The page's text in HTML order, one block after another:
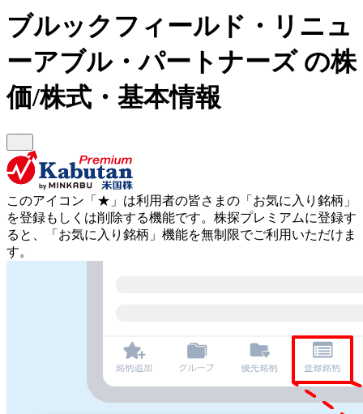
ブルックフィールド・リニュ
ーアブル・パートナーズ の株
価/株式・基本情報
このアイコン 「★」 は利用者の皆さまの 「お気に入り銘柄」
を登録もしくは削除する機能です。 株探プレミアムに登録す
ると、「お気に入り銘柄」機能を無制限でご利用いただけま
す。